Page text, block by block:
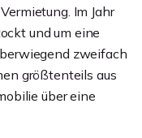
Im Jahr
und um eine
zweifach
größtenteils aus
über eine